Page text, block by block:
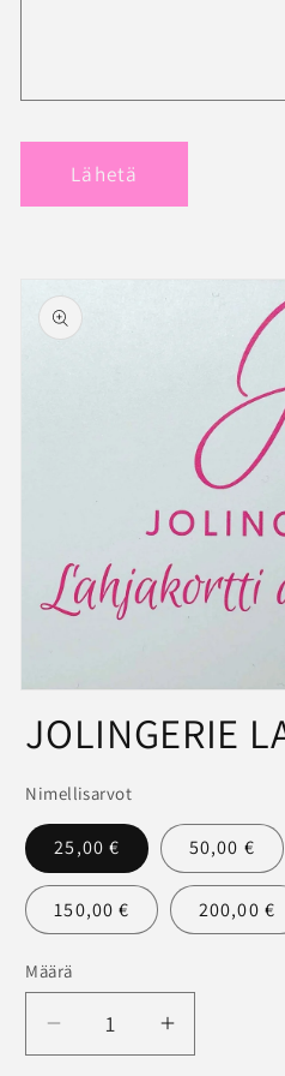
Lähetä
Siirry
tuotetietoihin
modaalisessa
JOLINGERIE
Nimellisarvot
25,00 € 50,00 €
150,00 € 200,00 €
Määrä
Määrä
Vähennä
tuotteen
Lisää
tuotteen